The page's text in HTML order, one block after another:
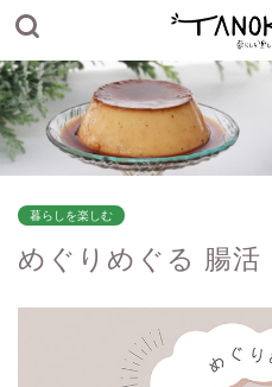
暮らしを楽しむ
めぐりめぐる 腸活